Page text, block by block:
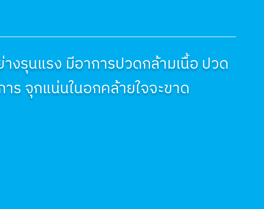
งรุนแรง มีอาการปวดกล้ามเนื้อ ปวด
ร จุกแน่นในอกคล้ายใจจะขาด